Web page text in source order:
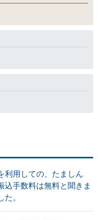
利用しての、たましん
込手数料は無料と聞きま
。